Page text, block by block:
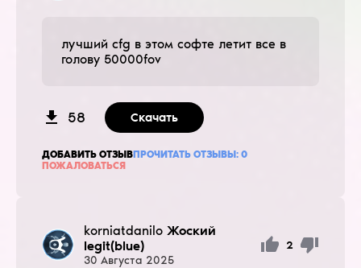
лучший cfg в этом софте летит все в
голову 50000fov
58 Скачать
ДОБАВИТЬ ОТЗЫВПРОЧИТАТЬ ОТЗЫВЫ: 0
ПОЖАЛОВАТЬСЯ
korniatdanilo Жоский
legit(blue)
30 Августа 2025
2